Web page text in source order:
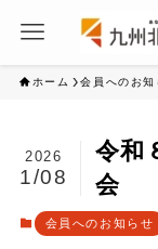
ホーム 会員へのお知
令和
会
2026
1/08
会員へのお知らせ